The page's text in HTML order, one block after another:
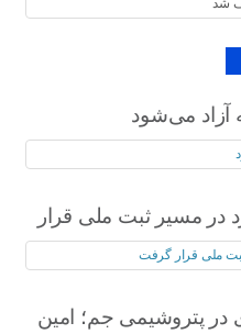
می‌شود
در لامرد در مسیر ثبت ملی قرار
در پتروشیمی جم؛ امین